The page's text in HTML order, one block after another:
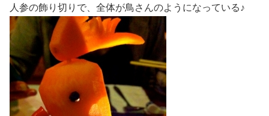
人参の飾り切りで、全体が鳥さんのようになっている♪